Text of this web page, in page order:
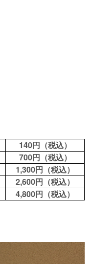
140円（税込）
700円（税込）
1,300円（税込）
2,600円（税込）
4,800円（税込）